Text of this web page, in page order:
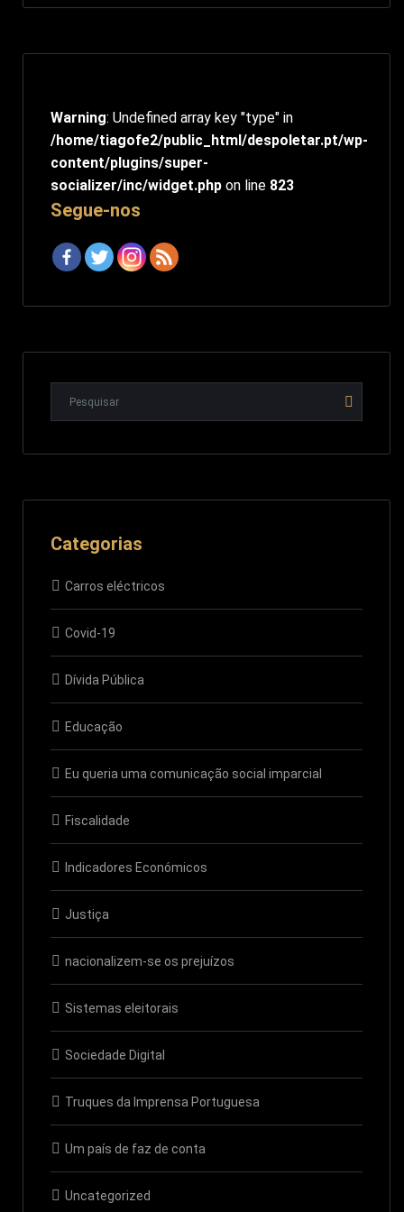
Warning: Undefined array key "type" in
/home/tiagofe2/public_html/despoletar.pt/wp-
content/plugins/super-
socializer/inc/widget.php on line 823
Segue-nos
Categorias
Carros eléctricos
Covid-19
Dívida Pública
Educação
Eu queria uma comunicação social imparcial
Fiscalidade
Indicadores Económicos
Justiça
nacionalizem-se os prejuízos
Sistemas eleitorais
Sociedade Digital
Truques da Imprensa Portuguesa
Um país de faz de conta
Uncategorized